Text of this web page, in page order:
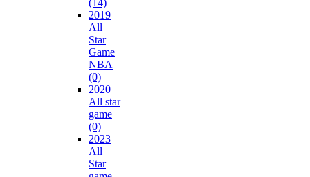
2019
All
Star
Game
NBA
(0)
2020
All star
game
(0)
2023
All
Star